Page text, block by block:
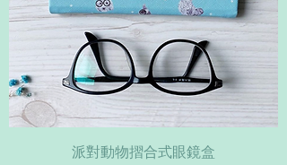
派對動物摺合式眼鏡盒